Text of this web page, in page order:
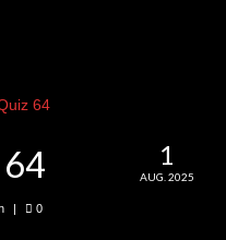
Kieznews: Jose
Kieznews:
1
AUG. 2025
| 0